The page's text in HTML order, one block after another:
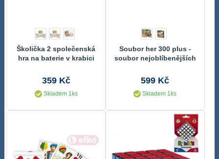
Školička 2 společenská
hra na baterie v krabici
359 Kč
Skladem 1ks
Soubor her 300 plus -
soubor nejoblíbenějších
599 Kč
Skladem 1ks